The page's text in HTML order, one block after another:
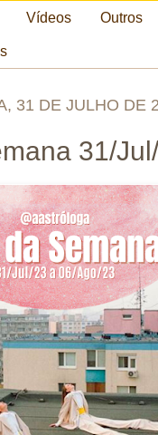
Vídeos Outros
31 DE JULHO DE
31/